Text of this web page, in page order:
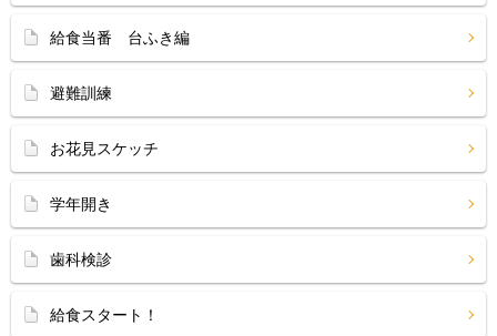
給食当番 台ふき編
避難訓練
お花見スケッチ
学年開き
歯科検診
給食スタート！